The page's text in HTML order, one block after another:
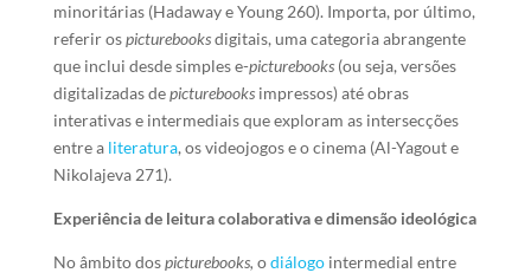
minoritárias (Hadaway e Young 260). Importa, por último,
referir ospicturebooksdigitais, uma categoria abrangente
que inclui desde simples e-picturebooks(ou seja, versões
digitalizadas depicturebooksimpressos) até obras
interativas e intermediais que exploram as intersecções
entre a literatura, os videojogos e o cinema (Al-Yagout e
Nikolajeva 271).
Experiência de leitura colaborativa e dimensão ideológica
No âmbito dospicturebooks, odiálogointermedial entre